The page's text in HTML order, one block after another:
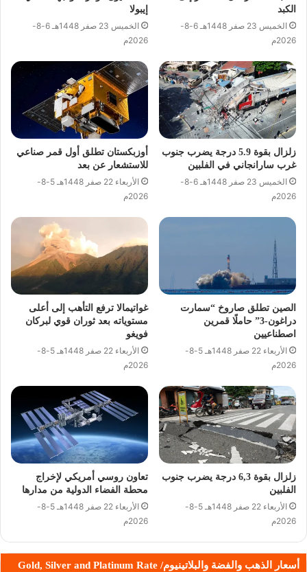
الكبد
الخميس 23 صفر 1448هـ 6-8-
2026م
إيبولا
الخميس 23 صفر 1448هـ 6-8-
2026م
زلزال بقوة 5.9 درجة يضرب جنوب
غرب سارانجاني في الفلبين
الخميس 23 صفر 1448هـ 6-8-
2026م
أوزبكستان تطلق أول قمر صناعي
للاستشعار عن بعد
الأربعاء 22 صفر 1448هـ 5-8-
2026م
الصين تطلق صاروخ “سمارت
دراغون-3” حاملًا قمرين
اصطناعيين
الأربعاء 22 صفر 1448هـ 5-8-
2026م
غواتيمالا ترفع التأهب إلى أعلى
مستوياته بعد ثوران قوي لبركان
فويغو
الأربعاء 22 صفر 1448هـ 5-8-
2026م
زلزال بقوة 6,3 درجة يضرب جنوب
الفلبين
الأربعاء 22 صفر 1448هـ 5-8-
2026م
تعاون روسي أمريكي لإخراج
محطة الفضاء الدولية من مدارها
الأربعاء 22 صفر 1448هـ 5-8-
2026م
أسعار الذهب والفضة والبلاتينيوم/ Gold, Silver and Platinum Rate